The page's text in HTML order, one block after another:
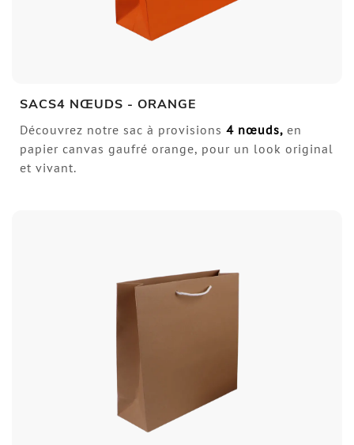
SACS4 NŒUDS - ORANGE
Découvrez notre sac à provisions 4 nœuds, en
papier canvas gaufré orange, pour un look original
et vivant.